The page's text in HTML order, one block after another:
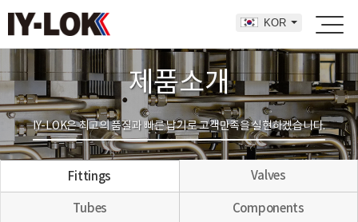
KOR
제품소개
IY-LOK은 최고의 품질과 빠른 납기로 고객만족을 실현하겠습니다.
Fittings Valves
Tubes Components